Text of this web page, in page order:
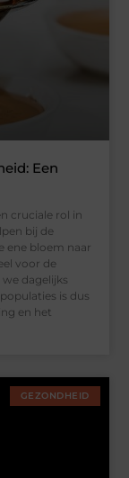
Een
cruciale rol in
bij de
ene bloem naar
voor de
dagelijks
is dus
en het
GEZONDHEID